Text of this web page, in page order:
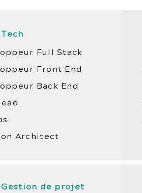
Tech
Full Stack
Front End
Back End
Architect
Gestion de projet